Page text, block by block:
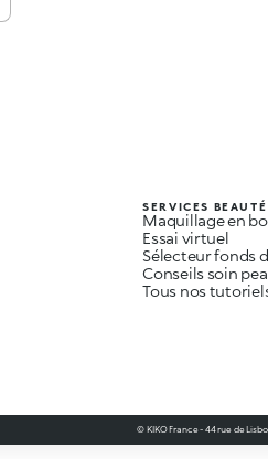
SERVICES BEAUTÉ
Maquillage en
Essai virtuel
Sélecteur fonds
Conseils soin
Tous nos
© KIKO France - 44 rue de